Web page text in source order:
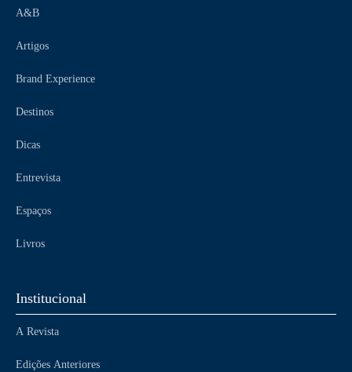
A&B
Artigos
Brand Experience
Destinos
Dicas
Entrevista
Espaços
Livros
Institucional
A Revista
Edições Anteriores